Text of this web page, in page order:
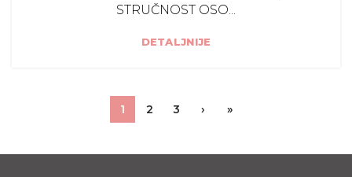
STRUČNOST OSO...
DETALJNIJE
1 2 3 › »